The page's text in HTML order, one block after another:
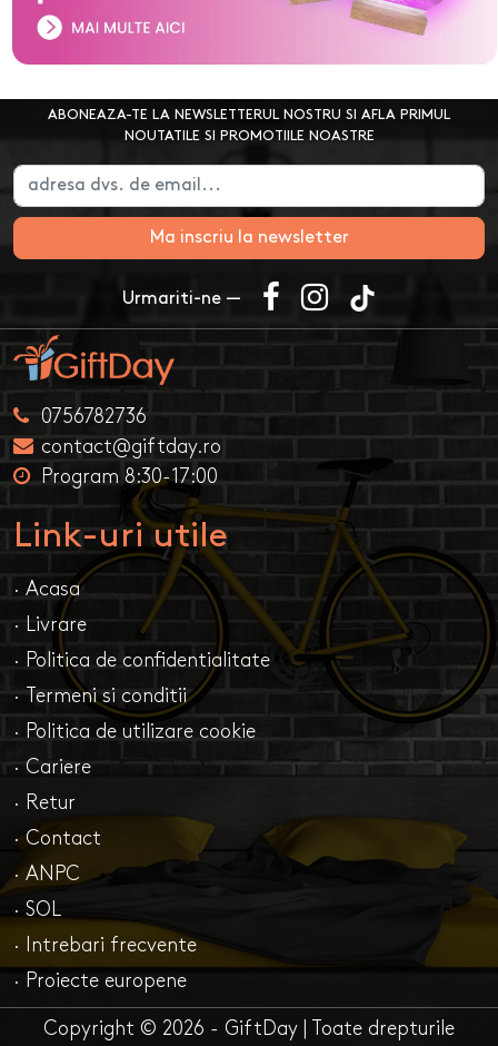
ABONEAZA-TE LA NEWSLETTERUL NOSTRU SI AFLA PRIMUL
NOUTATILE SI PROMOTIILE NOASTRE
Ma inscriu la newsletter
Urmariti-ne —
0756782736
contact@giftday.ro
Program 8:30-17:00
Link-uri utile
· Acasa
· Livrare
· Politica de confidentialitate
· Termeni si conditii
· Politica de utilizare cookie
· Cariere
· Retur
· Contact
· ANPC
· SOL
· Intrebari frecvente
· Proiecte europene
Copyright © 2026 - GiftDay | Toate drepturile